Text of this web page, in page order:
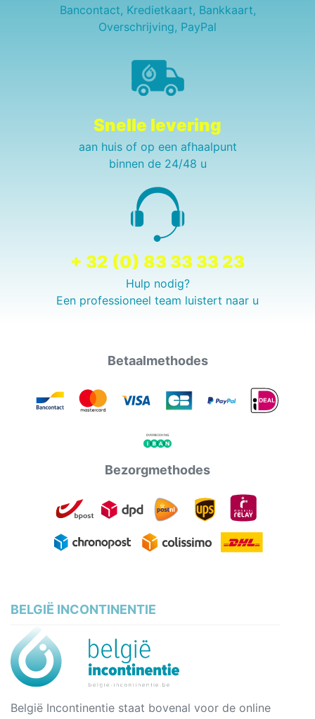
Bancontact, Kredietkaart, Bankkaart,
Overschrijving, PayPal
Snelle levering
aan huis of op een afhaalpunt
binnen de 24/48 u
+ 32 (0) 83 33 33 23
Hulp nodig?
Een professioneel team luistert naar u
Betaalmethodes
Bezorgmethodes
BELGIË INCONTINENTIE
België Incontinentie staat bovenal voor de online